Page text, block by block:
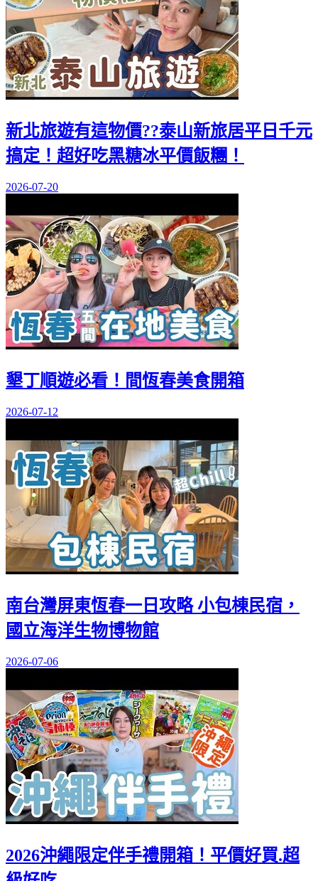
新北旅遊有這物價??泰山新旅居平日千元
搞定！超好吃黑糖冰平價飯糰！
2026-07-20
墾丁順遊必看！間恆春美食開箱
2026-07-12
南台灣屏東恆春一日攻略 小包棟民宿，
國立海洋生物博物館
2026-07-06
2026沖繩限定伴手禮開箱！平價好買.超